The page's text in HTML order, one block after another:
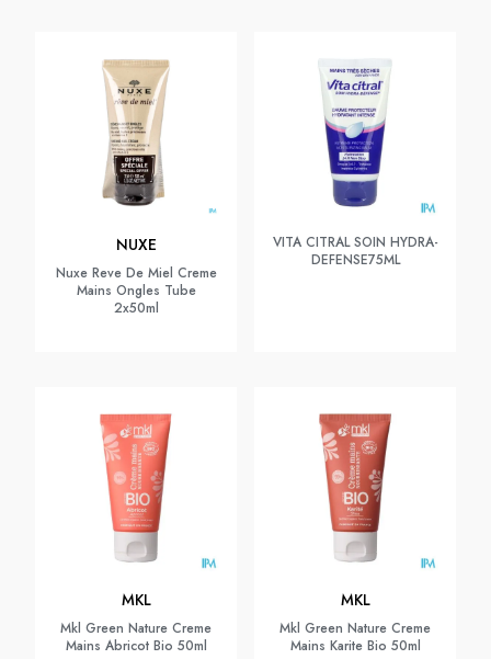
NUXE
Nuxe Reve De Miel Creme
Mains Ongles Tube
2x50ml
VITA CITRAL SOIN HYDRA-
DEFENSE75ML
MKL
Mkl Green Nature Creme
Mains Abricot Bio 50ml
MKL
Mkl Green Nature Creme
Mains Karite Bio 50ml